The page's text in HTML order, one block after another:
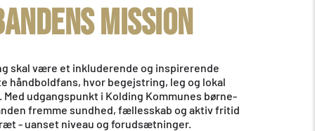
mission
skal være et inkluderende og inspirerende
håndboldfans, hvor begejstring, leg og lokal
udgangspunkt i Kolding Kommunes børne-
fremme sundhed, fællesskab og aktiv fritid
- uanset niveau og forudsætninger.